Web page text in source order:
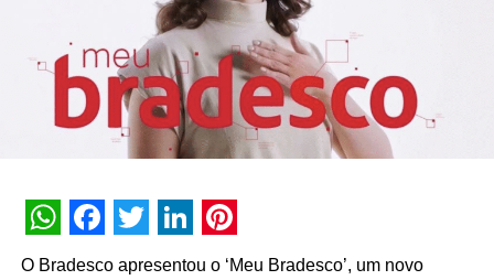
TÓPICOS RELACIONADOS:
A SEGUIR
Rebouças torna-se ponto de distribuição de
respiradores
#AmorComHumor em campanha da Natura para
o Dia dos Namorados
WhatsApp
Facebook
Twitter
LinkedIn
Pinterest
O Bradesco apresentou o ‘Meu Bradesco’, um novo